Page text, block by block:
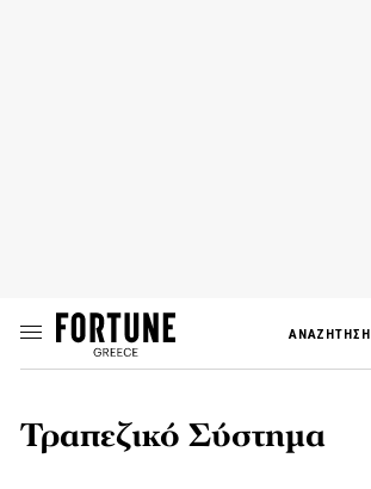
ΑΝΑΖΗΤΗΣΗ
Τραπεζικό Σύστημα